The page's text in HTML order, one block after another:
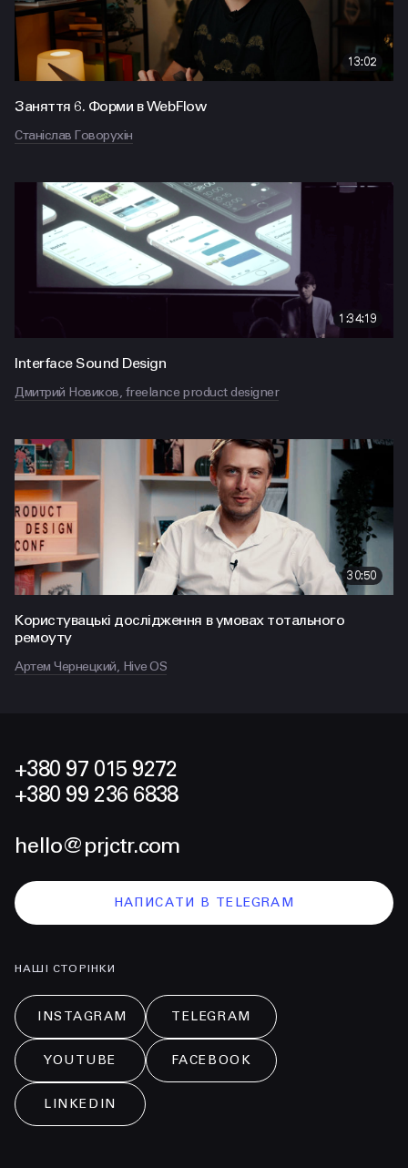
13:02
Заняття 6. Форми в WebFlow
Станіслав Говорухін
1:34:19
Interface Sound Design
Дмитрий Новиков, freelance product designer
30:50
Користувацькі дослідження в умовах тотального
ремоуту
Артем Чернецкий, Hive OS
+380 97 015 9272
+380 99 236 6838
hello@prjctr.com
НАПИСАТИ В TELEGRAM
НАШІ СТОРІНКИ
INSTAGRAM TELEGRAM
YOUTUBE FACEBOOK
LINKEDIN